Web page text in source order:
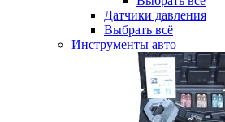
Датчики давления
Выбрать всё
Инструменты авто